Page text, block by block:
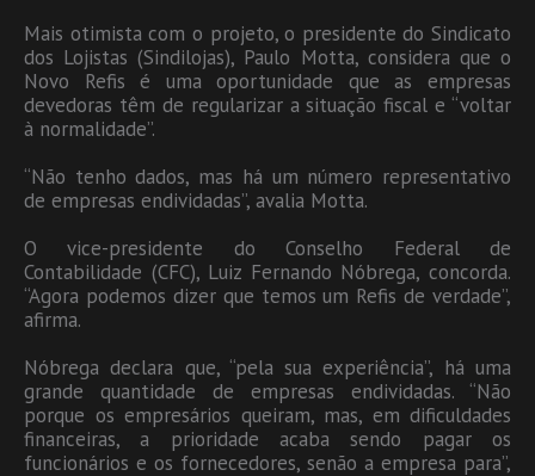
Mais otimista com o projeto, o presidente do Sindicato
dos Lojistas (Sindilojas), Paulo Motta, considera que o
Novo Refis é uma oportunidade que as empresas
devedoras têm de regularizar a situação fiscal e “voltar
à normalidade”.
“Não tenho dados, mas há um número representativo
de empresas endividadas”, avalia Motta.
O vice-presidente do Conselho Federal de
Contabilidade (CFC), Luiz Fernando Nóbrega, concorda.
“Agora podemos dizer que temos um Refis de verdade”,
afirma.
Nóbrega declara que, “pela sua experiência”, há uma
grande quantidade de empresas endividadas. “Não
porque os empresários queiram, mas, em dificuldades
financeiras, a prioridade acaba sendo pagar os
funcionários e os fornecedores, senão a empresa para”,